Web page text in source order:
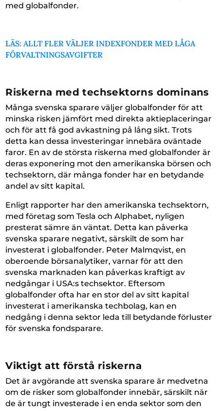
med globalfonder.
LÄS: ALLT FLER VÄLJER INDEXFONDER MED LÅGA
FÖRVALTNINGSAVGIFTER
Riskerna med techsektorns dominans
Många svenska sparare väljer globalfonder för att
minska risken jämfört med direkta aktieplaceringar
och för att få god avkastning på lång sikt. Trots
detta kan dessa investeringar innebära oväntade
faror. En av de största riskerna med globalfonder är
deras exponering mot den amerikanska börsen och
techsektorn, där många fonder har en betydande
andel av sitt kapital.
Enligt rapporter har den amerikanska techsektorn,
med företag som Tesla och Alphabet, nyligen
presterat sämre än väntat. Detta kan påverka
svenska sparare negativt, särskilt de som har
investerat i globalfonder. Peter Malmqvist, en
oberoende börsanalytiker, varnar för att den
svenska marknaden kan påverkas kraftigt av
nedgångar i USA:s techsektor. Eftersom
globalfonder ofta har en stor del av sitt kapital
investerat i amerikanska techbolag, kan en
nedgång i denna sektor leda till betydande förluster
för svenska fondsparare.
Viktigt att förstå riskerna
Det är avgörande att svenska sparare är medvetna
om de risker som globalfonder innebär, särskilt när
de är tungt investerade i en enda sektor som den